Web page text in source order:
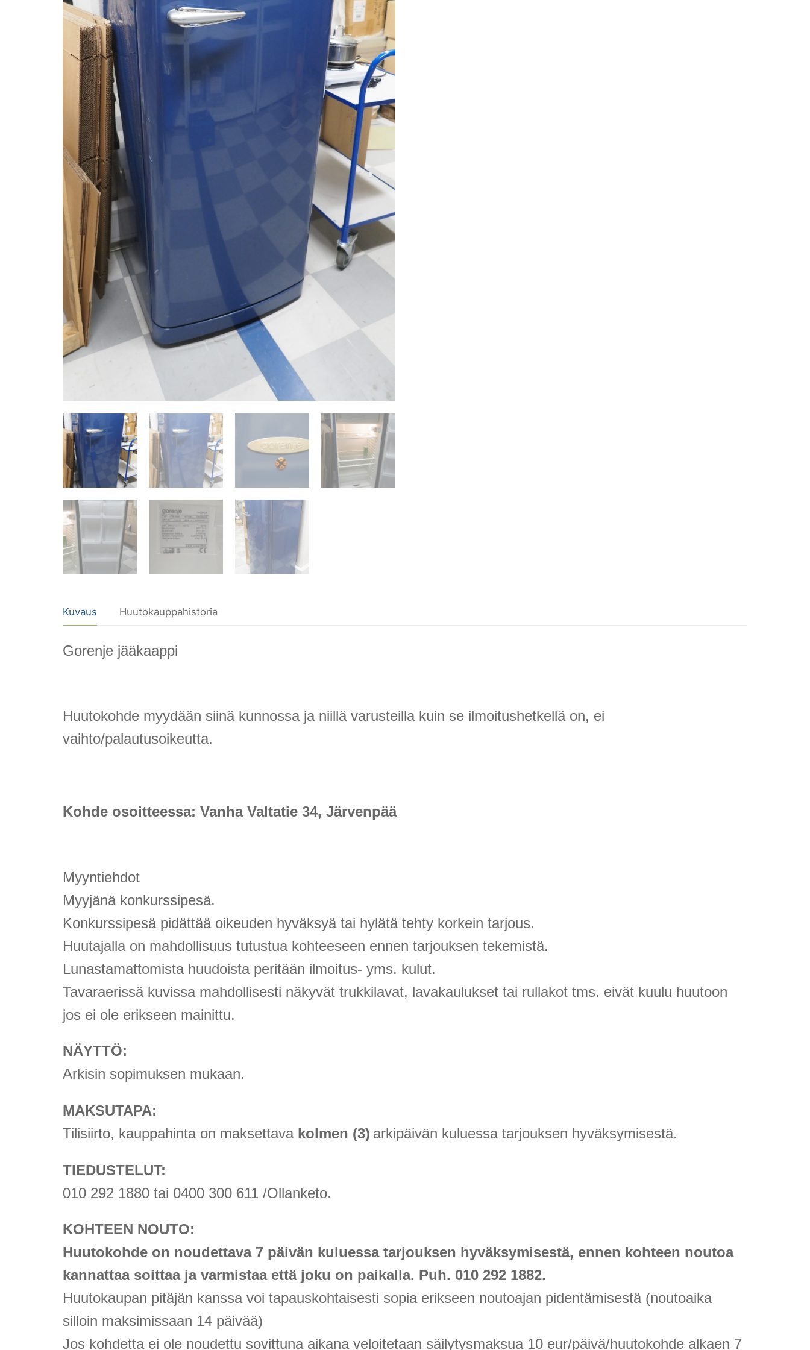
Kuvaus Huutokauppahistoria
Gorenje jääkaappi
Huutokohde myydään siinä kunnossa ja niillä varusteilla kuin se ilmoitushetkellä on, ei
vaihto/palautusoikeutta.
Kohde osoitteessa: Vanha Valtatie 34, Järvenpää
Myyntiehdot
Myyjänä konkurssipesä.
Konkurssipesä pidättää oikeuden hyväksyä tai hylätä tehty korkein tarjous.
Huutajalla on mahdollisuus tutustua kohteeseen ennen tarjouksen tekemistä.
Lunastamattomista huudoista peritään ilmoitus- yms. kulut.
Tavaraerissä kuvissa mahdollisesti näkyvät trukkilavat, lavakaulukset tai rullakot tms. eivät kuulu huutoon
jos ei ole erikseen mainittu.
NÄYTTÖ:
Arkisin sopimuksen mukaan.
MAKSUTAPA:
Tilisiirto, kauppahinta on maksettava kolmen (3) arkipäivän kuluessa tarjouksen hyväksymisestä.
TIEDUSTELUT:
010 292 1880 tai 0400 300 611 /Ollanketo.
KOHTEEN NOUTO:
Huutokohde on noudettava 7 päivän kuluessa tarjouksen hyväksymisestä, ennen kohteen noutoa
kannattaa soittaa ja varmistaa että joku on paikalla. Puh. 010 292 1882.
Huutokaupan pitäjän kanssa voi tapauskohtaisesti sopia erikseen noutoajan pidentämisestä (noutoaika
silloin maksimissaan 14 päivää)
Jos kohdetta ei ole noudettu sovittuna aikana veloitetaan säilytysmaksua 10 eur/päivä/huutokohde alkaen 7